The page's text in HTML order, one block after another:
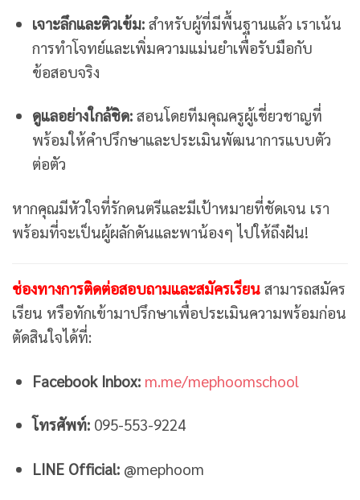
เจาะลึกและติวเข้ม:สำหรับผู้ที่มีพื้นฐานแล้ว เราเน้น
การทำโจทย์และเพิ่มความแม่นยำเพื่อรับมือกับ
ข้อสอบจริง
ดูแลอย่างใกล้ชิด:สอนโดยทีมคุณครูผู้เชี่ยวชาญที่
พร้อมให้คำปรึกษาและประเมินพัฒนาการแบบตัว
ต่อตัว
หากคุณมีหัวใจที่รักดนตรีและมีเป้าหมายที่ชัดเจน เรา
พร้อมที่จะเป็นผู้ผลักดันและพาน้องๆ ไปให้ถึงฝัน!
ช่องทางการติดต่อสอบถามและสมัครเรียน สามารถสมัคร
เรียน หรือทักเข้ามาปรึกษาเพื่อประเมินความพร้อมก่อน
ตัดสินใจได้ที่:
Facebook Inbox: m.me/mephoomschool
โทรศัพท์:095-553-9224
LINE Official:@mephoom